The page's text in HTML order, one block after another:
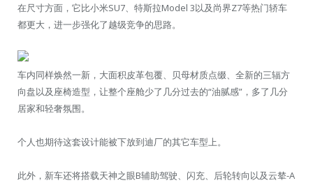
在尺寸方面，它比小米SU7、特斯拉Model 3以及尚界Z7等热门轿车
都更大，进一步强化了越级竞争的思路。
车内同样焕然一新，大面积皮革包覆、贝母材质点缀、全新的三辐方
向盘以及座椅造型，让整个座舱少了几分过去的“油腻感”，多了几分
居家和轻奢氛围。
个人也期待这套设计能被下放到迪厂的其它车型上。
此外，新车还将搭载天神之眼B辅助驾驶、闪充、后轮转向以及云辇-A